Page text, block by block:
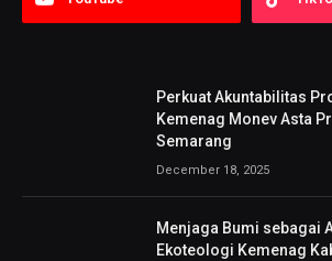
Perkuat Akuntabilitas
Kemenag Monev Asta
Semarang
December 18, 2025
Menjaga Bumi sebagai
Ekoteologi Kemenag